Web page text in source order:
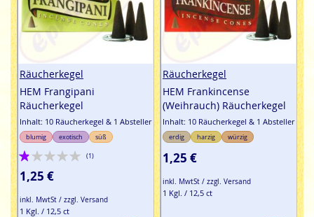
Räucherkegel
HEM Frangipani
Räucherkegel
Inhalt: 10 Räucherkegel & 1 Absteller
blumig exotisch süß
Bewertung:
20%
(1)
1,25 €
inkl. MwtSt / zzgl. Versand
1 Kgl. / 12,5 ct
Räucherkegel
HEM Frankincense
(Weihrauch) Räucherkegel
Inhalt: 10 Räucherkegel & 1 Absteller
erdig harzig würzig
1,25 €
inkl. MwtSt / zzgl. Versand
1 Kgl. / 12,5 ct